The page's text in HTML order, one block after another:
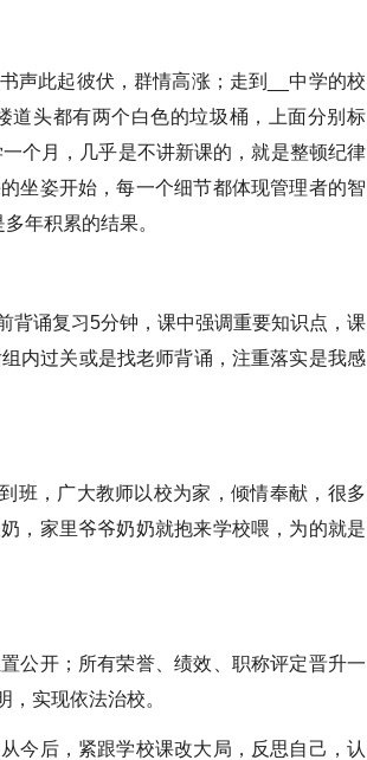
声此起彼伏，群情高涨；走到__中学的校
道头都有两个白色的垃圾桶，上面分别标
个月，几乎是不讲新课的，就是整顿纪律
坐姿开始，每一个细节都体现管理者的智
年积累的结果。
背诵复习5分钟，课中强调重要知识点，课
内过关或是找老师背诵，注重落实是我感
班，广大教师以校为家，倾情奉献，很多
，家里爷爷奶奶就抱来学校喂，为的就是
公开；所有荣誉、绩效、职称评定晋升一
实现依法治校。
今后，紧跟学校课改大局，反思自己，认